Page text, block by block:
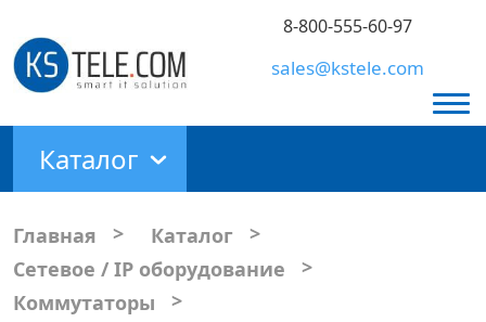
8-800-555-60-97
sales@kstele.com
Каталог
Главная > Каталог
>
Сетевое / IP оборудование
>
Коммутаторы
>